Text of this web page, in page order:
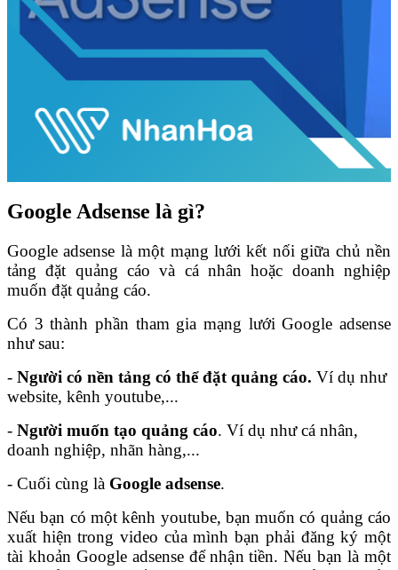
Google Adsense là gì?
Google adsense là một mạng lưới kết nối giữa chủ nền
tảng đặt quảng cáo và cá nhân hoặc doanh nghiệp
muốn đặt quảng cáo.
Có 3 thành phần tham gia mạng lưới Google adsense
như sau:
- Người có nền tảng có thể đặt quảng cáo. Ví dụ như
website, kênh youtube,...
- Người muốn tạo quảng cáo. Ví dụ như cá nhân,
doanh nghiệp, nhãn hàng,...
- Cuối cùng là Google adsense.
Nếu bạn có một kênh youtube, bạn muốn có quảng cáo
xuất hiện trong video của mình bạn phải đăng ký một
tài khoản Google adsense để nhận tiền. Nếu bạn là một